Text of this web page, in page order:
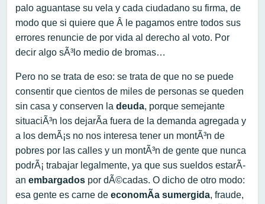
palo aguantase su vela y cada ciudadano su firma, de
modo que si quiere que Â le pagamos entre todos sus
errores renuncie de por vida al derecho al voto. Por
decir algo sÃ³lo medio de bromas…
Pero no se trata de eso: se trata de que no se puede
consentir que cientos de miles de personas se queden
sin casa y conserven la deuda, porque semejante
situaciÃ³n los dejarÃ­a fuera de la demanda agregada y
a los demÃ¡s no nos interesa tener un montÃ³n de
pobres por las calles y un montÃ³n de gente que nunca
podrÃ¡ trabajar legalmente, ya que sus sueldos estarÃ­
an embargados por dÃ©cadas. O dicho de otro modo:
esa gente es carne de economÃ­a sumergida, fraude,